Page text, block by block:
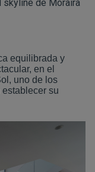
skyline de Moraira
equilibrada y
en el
uno de los
su